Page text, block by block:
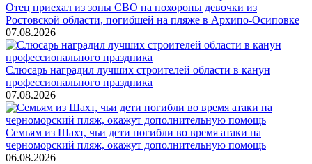
Отец приехал из зоны СВО на похороны девочки из
Ростовской области, погибшей на пляже в Архипо-Осиповке
07.08.2026
Слюсарь наградил лучших строителей области в канун
профессионального праздника
07.08.2026
Семьям из Шахт, чьи дети погибли во время атаки на
черноморский пляж, окажут дополнительную помощь
06.08.2026